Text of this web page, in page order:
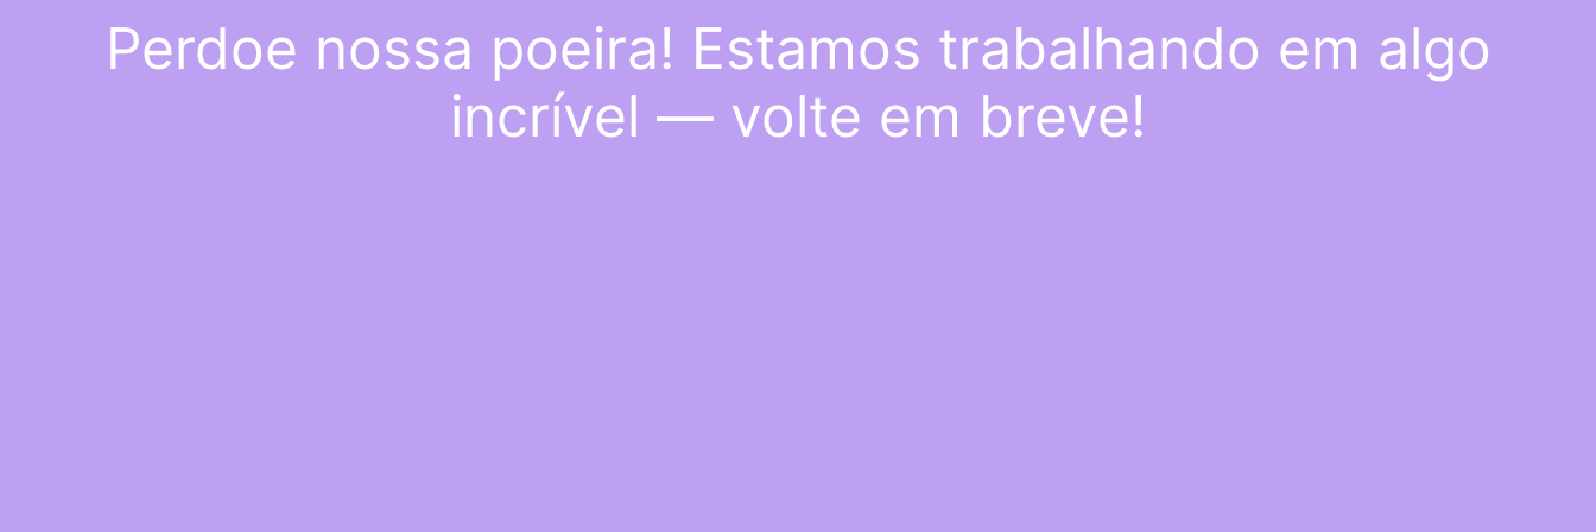
Perdoe nossa poeira! Estamos trabalhando em algo
incrível — volte em breve!